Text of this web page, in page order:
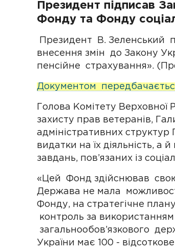
Президент підписав
Фонду та Фонду
Президент В. Зеленський
внесення змін до Закону
пенсійне страхування».
Документом
Голова Комітету Верховної
захисту прав ветеранів,
адміністративних
видатки на їх діяльність, а
завдань, пов’язаних із
«Цей Фонд здійснював
Держава не мала
Фонду, на стратегічне
контроль за
загальнообов’язкового
України має 100 -